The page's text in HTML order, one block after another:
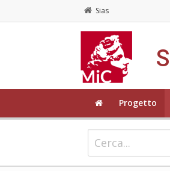
Sias
Progetto